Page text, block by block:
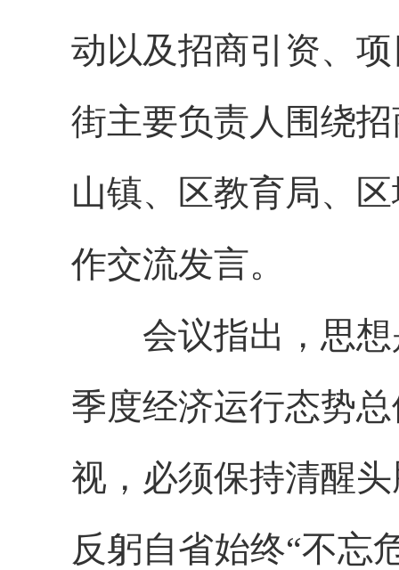
动以及招商引资、
街主要负责人围绕
山镇、区教育局、
作交流发言。
会议指出，思
季度经济运行态势
视，必须保持清醒
反躬自省始终“不忘